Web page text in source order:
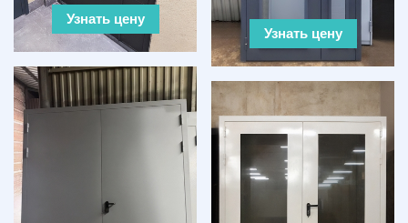
Узнать цену
Узнать цену